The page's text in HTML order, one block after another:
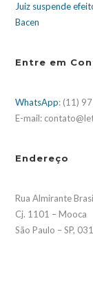
Juiz suspende
Bacen
Entre em
WhatsApp: (11)
E-mail:
Endereço
Rua Almirante
Cj. 1101 – Mooca
São Paulo – SP,